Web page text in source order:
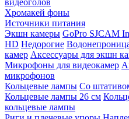
видеоголов
Хромакей фоны
Источники питания
Экшн камеры GoPro SJCAM
HD Недорогие
камер Аксессуары для экшн
Микрофоны для видеокамер
микрофонов
Кольцевые лампы Со
Кольцевые лампы 26 см
кольцевые лампы